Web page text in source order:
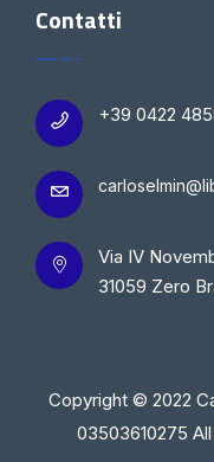
Contatti
+39 0422
Via IV
31059 Zero
Copyright © 2022
03503610275